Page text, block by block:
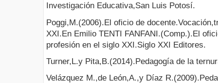
Investigación Educativa,San Luis Potosí.
Poggi,M.(2006).El oficio de
XXI.En Emilio TENTI FANFANI.(Comp.).El
profesión en el siglo XXI.Siglo XXI Editores.
Turner,L.y Pita,B.(2014).Pedagogía de la
Velázquez M.,de León,A.,y Díaz